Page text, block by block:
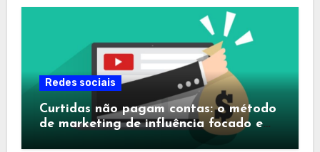
Redes sociais
Curtidas não pagam contas: o método
de marketing de influência focado em